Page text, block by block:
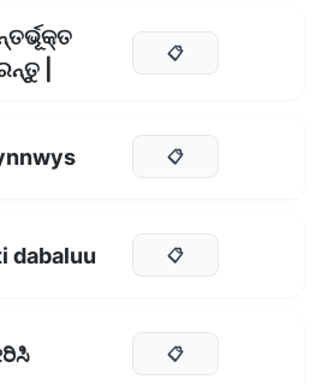
|
📋
📋
dabaluu 📋
📋